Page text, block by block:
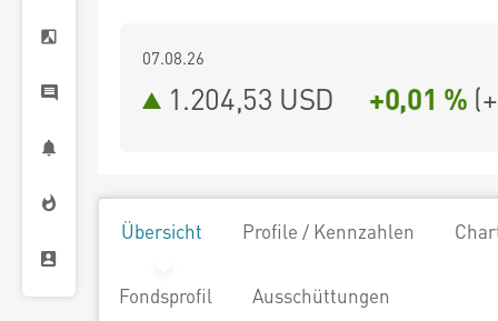
07.08.26
1.204,53 USD +0,01 % (
Übersicht Profile / Kennzahlen
Fondsprofil Ausschüttungen